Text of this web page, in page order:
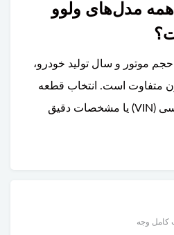
همه مدل‌های ولوو
حجم موتور و سال تولید خودرو،
متفاوت است. انتخاب قطعه
باید بر اساس شماره شاسی (VIN) یا مشخصات دقیق
کامل وجه